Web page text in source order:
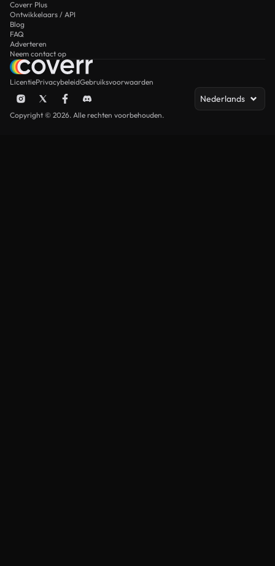
Coverr Plus
Ontwikkelaars / API
Blog
FAQ
Adverteren
Neem contact op
LicentiePrivacybeleidGebruiksvoorwaarden
Nederlands
Copyright © 2026. Alle rechten voorbehouden.